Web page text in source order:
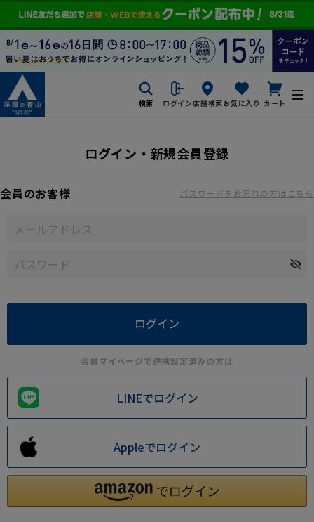
検索 ログイン店舗検索お気に入り カート
ログイン・新規会員登録
会員のお客様 パスワードをお忘れの方はこちら
会員マイページで連携設定済みの方は
LINEでログイン
Appleでログイン